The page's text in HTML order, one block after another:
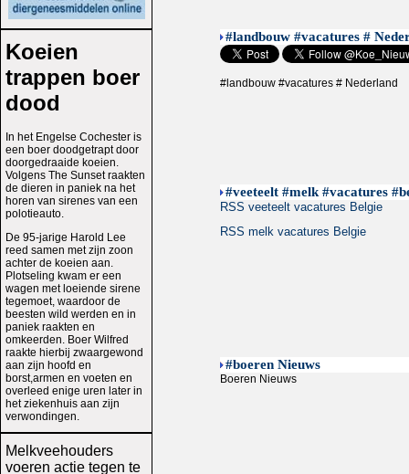
Koeien
trappen boer
dood
In het Engelse Cochester is
een boer doodgetrapt door
doorgedraaide koeien.
Volgens The Sunset raakten
de dieren in paniek na het
horen van sirenes van een
polotieauto.
De 95-jarige Harold Lee
reed samen met zijn zoon
achter de koeien aan.
Plotseling kwam er een
wagen met loeiende sirene
tegemoet, waardoor de
beesten wild werden en in
paniek raakten en
omkeerden. Boer Wilfred
raakte hierbij zwaargewond
aan zijn hoofd en
borst,armen en voeten en
overleed enige uren later in
het ziekenhuis aan zijn
verwondingen.
Melkveehouders
voeren actie tegen te
#landbouw #vacatures #
#landbouw #vacatures # Nederland
#veeteelt #melk #vacatures
RSS veeteelt vacatures Belgie
RSS melk vacatures Belgie
#boeren Nieuws
Boeren Nieuws